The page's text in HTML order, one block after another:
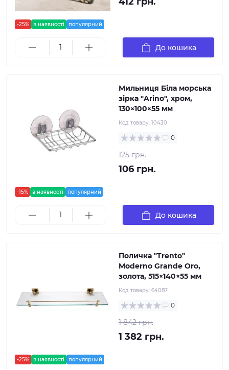
-25% в наявності популярний
До кошика
-15% в наявності популярний
Мильниця Біла морська
зірка "Arino", хром,
130×100×55 мм
Код товару: 10430
0
125 грн.
106 грн.
До кошика
-25% в наявності популярний
Поличка "Trento"
Moderno Grande Oro,
золота, 515×140×55 мм
Код товару: 64087
0
1 842 грн.
1 382 грн.